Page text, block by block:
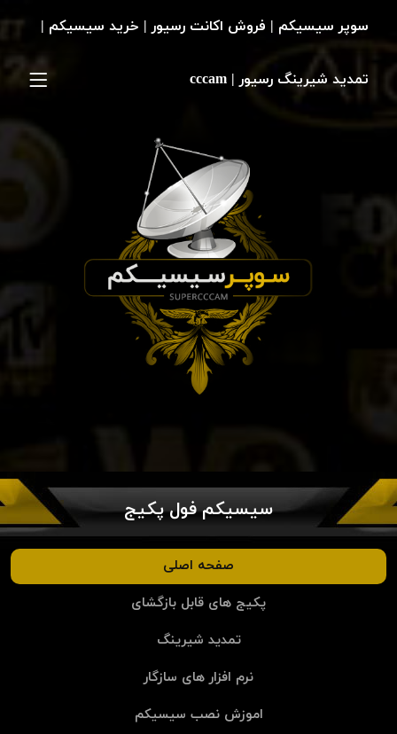
سیسیکم فول پکیج
صفحه اصلی
پکیج های قابل بازگشای
تمدید شیرینگ
نرم افزار های سازگار
اموزش نصب سیسیکم
سوپر سیسیکم | فروش اکانت رسیور | خرید سیسیکم |
تمدید شیرینگ رسیور | cccam